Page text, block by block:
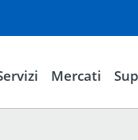
Mercati